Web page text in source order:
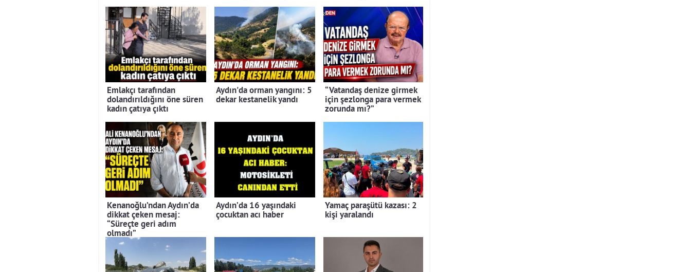
Emlakçı tarafından
dolandırıldığını öne süren
kadın çatıya çıktı
Aydın'da orman yangını: 5
dekar kestanelik yandı
“Vatandaş denize girmek
için şezlonga para vermek
zorunda mı?”
Kenanoğlu’ndan Aydın’da
dikkat çeken mesaj:
“Süreçte geri adım
olmadı”
Aydın’da 16 yaşındaki
çocuktan acı haber
Yamaç paraşütü kazası: 2
kişi yaralandı